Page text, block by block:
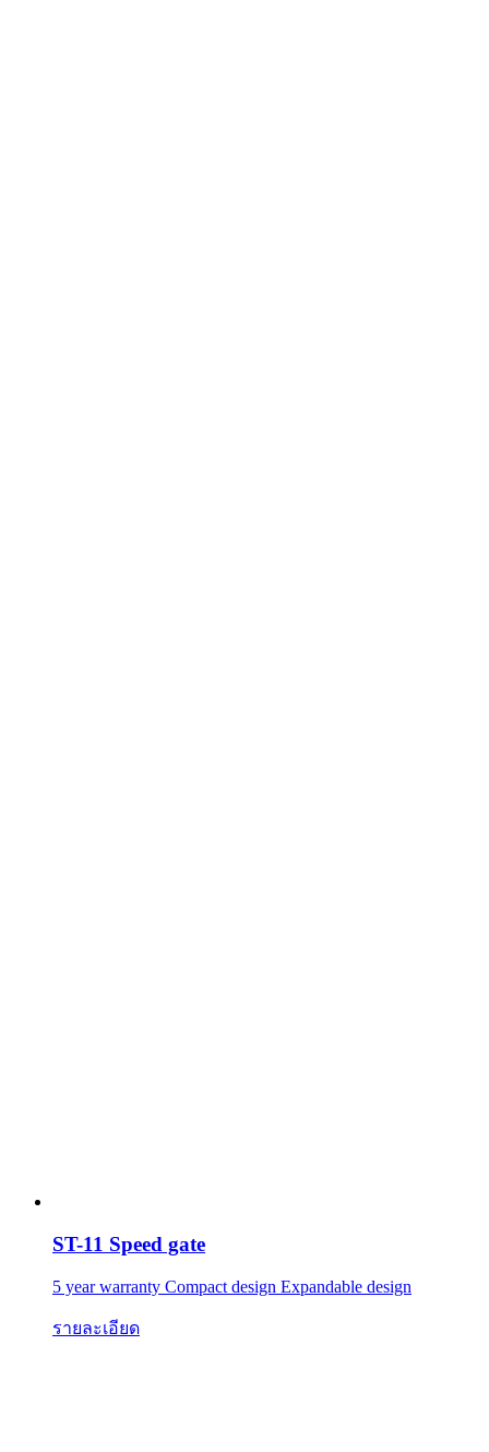
ST-11 Speed gate
5 year warranty Compact design Expandable design
รายละเอียด